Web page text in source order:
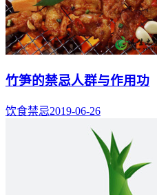
竹笋的禁忌人群与作用功
饮食禁忌2019-06-26